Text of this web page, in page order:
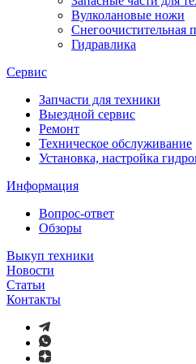
Вулколановые ножи
Снегоочистительная
Гидравлика
Сервис
Запчасти для техники
Выездной сервис
Ремонт
Техническое обслуживание
Установка, настройка
Информация
Вопрос-ответ
Обзоры
Выкуп техники
Новости
Статьи
Контакты